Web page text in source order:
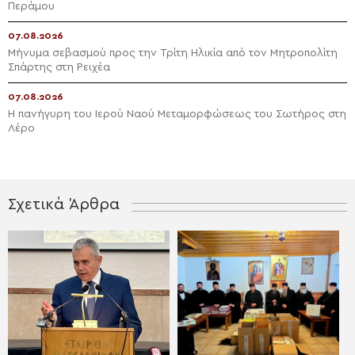
Περάμου
07.08.2026
Μήνυμα σεβασμού προς την Τρίτη Ηλικία από τον Μητροπολίτη
Σπάρτης στη Ρειχέα
07.08.2026
Η πανήγυρη του Ιερού Ναού Μεταμορφώσεως του Σωτήρος στη
Λέρο
Σχετικά Άρθρα